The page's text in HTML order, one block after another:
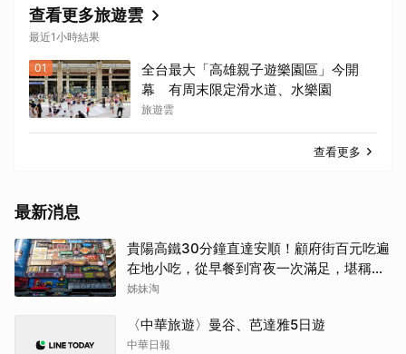
查看更多旅遊雲
最近1小時結果
01
全台最大「高雄親子遊樂園區」今開
幕 有周末限定滑水道、水樂園
旅遊雲
查看更多
最新消息
貴陽高鐵30分鐘直達安順！顧府街百元吃遍
在地小吃，從早餐到宵夜一次滿足，堪稱貴
州「小吃王國」
姊妹淘
〈中華旅遊〉曼谷、芭達雅5日遊
中華日報